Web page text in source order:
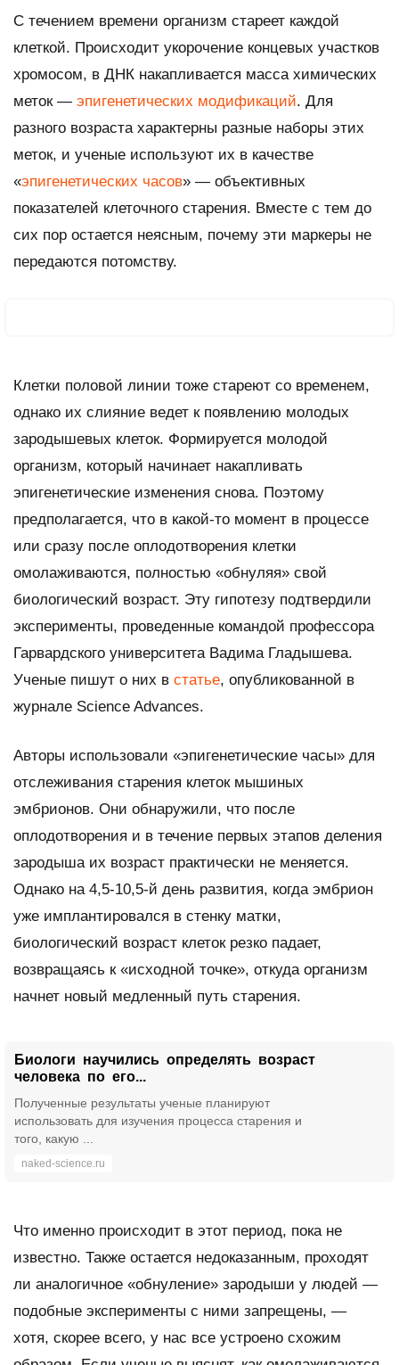
С течением времени организм стареет каждой
клеткой. Происходит укорочение концевых участков
хромосом, в ДНК накапливается масса химических
меток — эпигенетических модификаций. Для
разного возраста характерны разные наборы этих
меток, и ученые используют их в качестве
«эпигенетических часов» — объективных
показателей клеточного старения. Вместе с тем до
сих пор остается неясным, почему эти маркеры не
передаются потомству.
Клетки половой линии тоже стареют со временем,
однако их слияние ведет к появлению молодых
зародышевых клеток. Формируется молодой
организм, который начинает накапливать
эпигенетические изменения снова. Поэтому
предполагается, что в какой-то момент в процессе
или сразу после оплодотворения клетки
омолаживаются, полностью «обнуляя» свой
биологический возраст. Эту гипотезу подтвердили
эксперименты, проведенные командой профессора
Гарвардского университета Вадима Гладышева.
Ученые пишут о них в статье, опубликованной в
журнале Science Advances.
Авторы использовали «эпигенетические часы» для
отслеживания старения клеток мышиных
эмбрионов. Они обнаружили, что после
оплодотворения и в течение первых этапов деления
зародыша их возраст практически не меняется.
Однако на 4,5-10,5-й день развития, когда эмбрион
уже имплантировался в стенку матки,
биологический возраст клеток резко падает,
возвращаясь к «исходной точке», откуда организм
начнет новый медленный путь старения.
Биологи научились определять возраст
человека по его...
Полученные результаты ученые планируют
использовать для изучения процесса старения и
того, какую ...
naked-science.ru
Что именно происходит в этот период, пока не
известно. Также остается недоказанным, проходят
ли аналогичное «обнуление» зародыши у людей —
подобные эксперименты с ними запрещены, —
хотя, скорее всего, у нас все устроено схожим